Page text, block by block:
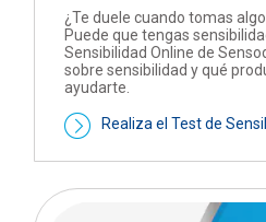
¿Te duele cuando tomas
Puede que tengas
Sensibilidad Online de
sobre sensibilidad y qué
ayudarte.
Realiza el Test de